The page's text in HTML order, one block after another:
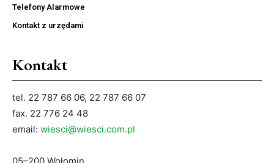
Telefony Alarmowe
Kontakt z urzędami
Kontakt
tel. 22 787 66 06, 22 787 66 07
fax. 22 776 24 48
email: wiesci@wiesci.com.pl